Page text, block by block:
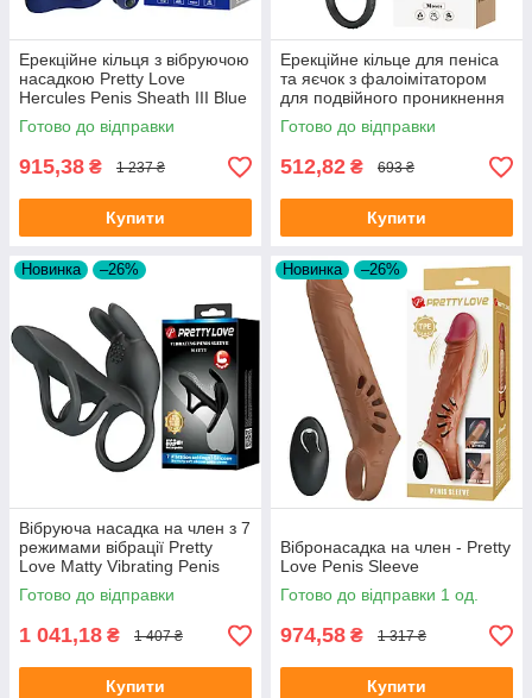
Ерекційне кільця з вібруючою
насадкою Pretty Love
Hercules Penis Sheath III Blue
— подвійне задоволення та
потужна підтримка
Готово до відправки
915,38 ₴ 1 237 ₴
Купити
Ерекційне кільце для пеніса
та яєчок з фалоімітатором
для подвійного проникнення
Pretty Love Moses Black
Готово до відправки
512,82 ₴ 693 ₴
Купити
Новинка –26%
Вібруюча насадка на член з 7
режимами вібрації Pretty
Love Matty Vibrating Penis
Sleeve
Готово до відправки
1 041,18 ₴ 1 407 ₴
Купити
Новинка –26%
Вібронасадка на член - Pretty
Love Penis Sleeve
Готово до відправки 1 од.
974,58 ₴ 1 317 ₴
Купити